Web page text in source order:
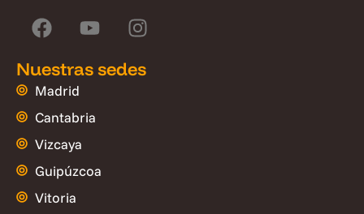
Nuestras sedes
Madrid
Cantabria
Vizcaya
Guipúzcoa
Vitoria